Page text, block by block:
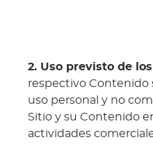
2. Uso previsto de
respectivo Contenido
uso personal y no
Sitio y su Contenido
actividades